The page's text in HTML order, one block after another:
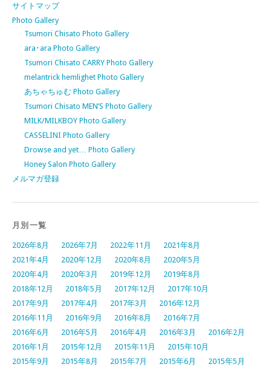
サイトマップ
Photo Gallery
Tsumori Chisato Photo Gallery
ara･ara Photo Gallery
Tsumori Chisato CARRY Photo Gallery
melantrick hemlighet Photo Gallery
あちゃちゅむ Photo Gallery
Tsumori Chisato MEN’S Photo Gallery
MILK/MILKBOY Photo Gallery
CASSELINI Photo Gallery
Drowse and yet… Photo Gallery
Honey Salon Photo Gallery
メルマガ登録
月別一覧
2026年8月 2026年7月 2022年11月
2021年8月
2021年4月
2020年12月 2020年8月
2020年5月
2020年4月
2020年3月 2019年12月
2019年8月
2018年12月
2018年5月 2017年12月
2017年10月
2017年9月
2017年4月 2017年3月
2016年12月
2016年11月
2016年9月 2016年8月
2016年7月
2016年6月
2016年5月 2016年4月 2016年3月
2016年2月
2016年1月
2015年12月 2015年11月
2015年10月
2015年9月
2015年8月 2015年7月 2015年6月
2015年5月